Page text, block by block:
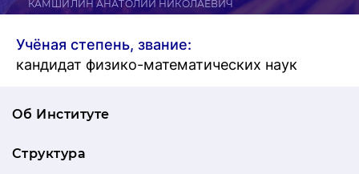
КАМШИЛИН АНАТОЛИЙ НИКОЛАЕВИЧ
Учёная степень, звание:
кандидат физико-математических наук
Об Институте
Структура